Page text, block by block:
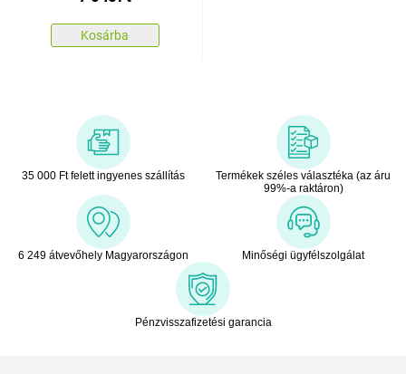
Kosárba
35 000 Ft felett ingyenes szállítás
Termékek széles választéka (az áru
99%-a raktáron)
6 249 átvevőhely Magyarországon Minőségi ügyfélszolgálat
Pénzvisszafizetési garancia